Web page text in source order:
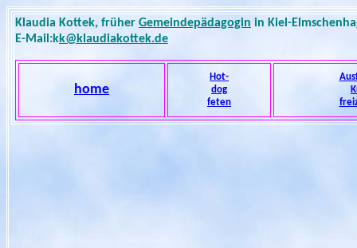
Klaudia Kottek, früher Gemeindepädagogin in Kiel-
E-Mail:kk@klaudiakottek.de
home
Hot-
dog
feten